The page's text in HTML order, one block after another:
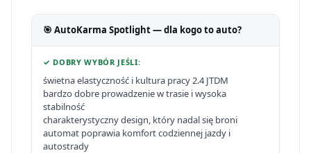
🎯 AutoKarma Spotlight — dla kogo to auto?
✓ DOBRY WYBÓR JEŚLI:
świetna elastyczność i kultura pracy 2.4 JTDM
bardzo dobre prowadzenie w trasie i wysoka
stabilność
charakterystyczny design, który nadal się broni
automat poprawia komfort codziennej jazdy i
autostrady